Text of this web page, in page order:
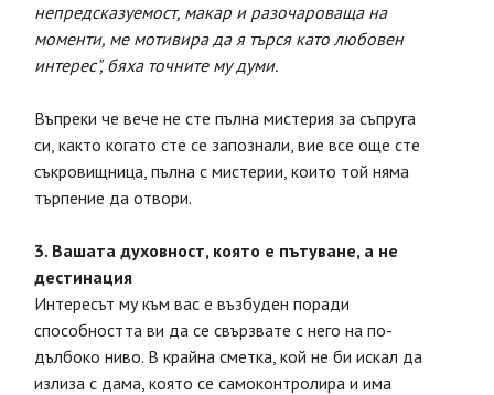
непредсказуемост, макар и разочароваща на
моменти, ме мотивира да я търся като любовен
интерес", бяха точните му думи.
Въпреки че вече не сте пълна мистерия за съпруга
си, както когато сте се запознали, вие все още сте
съкровищница, пълна с мистерии, които той няма
търпение да отвори.
3. Вашата духовност, която е пътуване, а не
дестинация
Интересът му към вас е възбуден поради
способността ви да се свързвате с него на по-
дълбоко ниво. В крайна сметка, кой не би искал да
излиза с дама, която се самоконтролира и има